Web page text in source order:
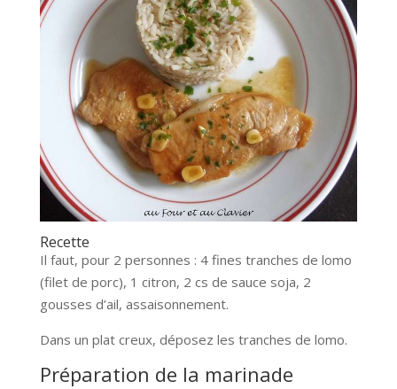
Recette
Il faut, pour 2 personnes : 4 fines tranches de lomo
(filet de porc), 1 citron, 2 cs de sauce soja, 2
gousses d’ail, assaisonnement.
Dans un plat creux, déposez les tranches de lomo.
Préparation de la marinade